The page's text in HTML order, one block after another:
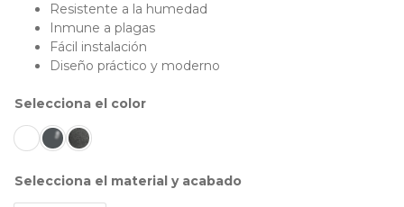
Resistente a la humedad
Inmune a plagas
Fácil instalación
Diseño práctico y moderno
color
material y acabado